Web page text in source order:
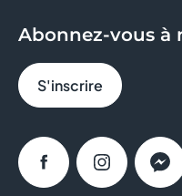
Abonnez-vous à
S'inscrire
FacebookInstagram